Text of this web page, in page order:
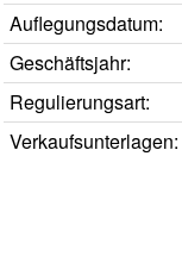
Auflegungsdatum:
Geschäftsjahr:
Regulierungsart:
Verkaufsunterlagen: